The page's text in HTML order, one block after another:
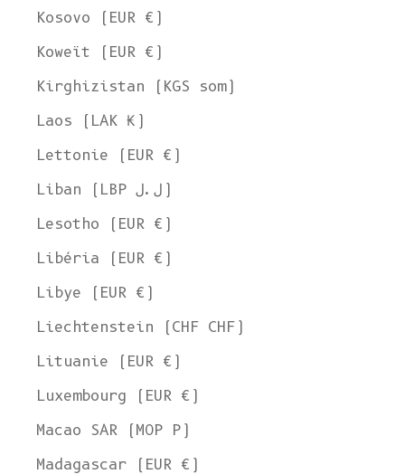
Kosovo (EUR €)
Koweït (EUR €)
Kirghizistan (KGS som)
Laos (LAK ₭)
Lettonie (EUR €)
Liban (LBP ل.ل)
Lesotho (EUR €)
Libéria (EUR €)
Libye (EUR €)
Liechtenstein (CHF CHF)
Lituanie (EUR €)
Luxembourg (EUR €)
Macao SAR (MOP P)
Madagascar (EUR €)